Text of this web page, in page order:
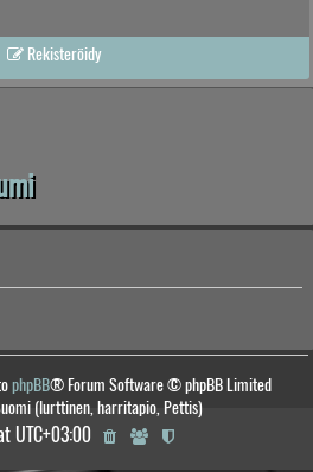
Rekisteröidy
phpBB® Forum Software © phpBB Limited
(lurttinen, harritapio, Pettis)
UTC+03:00